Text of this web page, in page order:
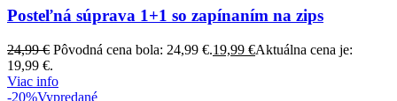
Posteľná súprava 1+1 so zapínaním na zips
24,99€ Pôvodná cena bola: 24,99 €.19,99 €Aktuálna cena je:
19,99 €.
Viac info
-20%Vypredané